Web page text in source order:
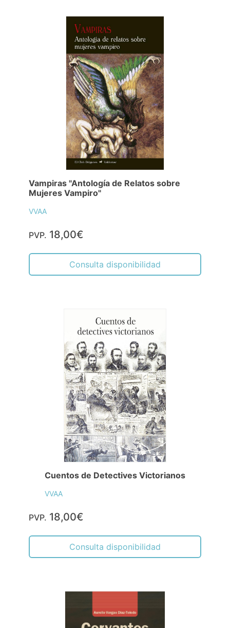
Vampiras "Antología de Relatos sobre
Mujeres Vampiro"
VVAA
PVP. 18,00€
Consulta disponibilidad
Cuentos de Detectives Victorianos
VVAA
PVP. 18,00€
Consulta disponibilidad